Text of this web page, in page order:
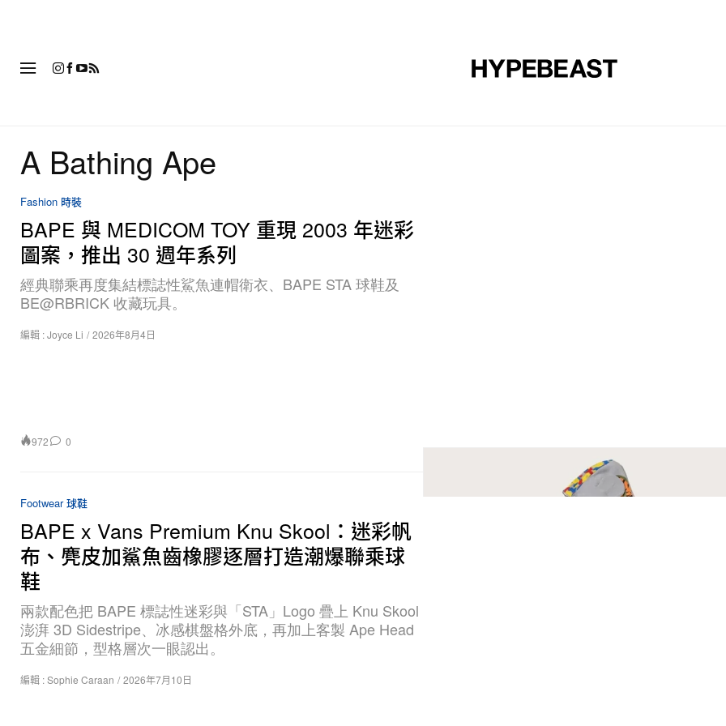
A Bathing Ape
Fashion 時裝
BAPE 與 MEDICOM TOY 重現 2003 年迷彩
圖案，推出 30 週年系列
經典聯乘再度集結標誌性鯊魚連帽衛衣、BAPE STA 球鞋及
BE@RBRICK 收藏玩具。
編輯 :Joyce Li / 2026年8月4日
972 0
Footwear 球鞋
BAPE x Vans Premium Knu Skool：迷彩帆
布、麂皮加鯊魚齒橡膠逐層打造潮爆聯乘球
鞋
兩款配色把 BAPE 標誌性迷彩與「STA」Logo 疊上 Knu Skool
澎湃 3D Sidestripe、冰感棋盤格外底，再加上客製 Ape Head
五金細節，型格層次一眼認出。
編輯 :Sophie Caraan / 2026年7月10日